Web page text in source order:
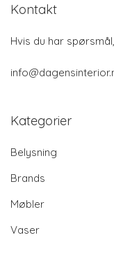
Kontakt
Hvis du har
Kategorier
Belysning
Brands
Møbler
Vaser